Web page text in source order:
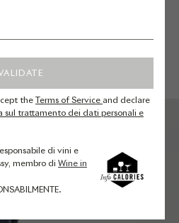
theTerms of Service and declare
sul trattamento dei dati personali e
di vini e
membro di Wine in